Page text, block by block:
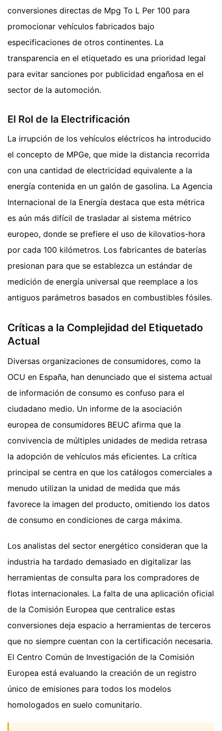
conversiones directas de Mpg To L Per 100 para
promocionar vehículos fabricados bajo
especificaciones de otros continentes. La
transparencia en el etiquetado es una prioridad legal
para evitar sanciones por publicidad engañosa en el
sector de la automoción.
El Rol de la Electrificación
La irrupción de los vehículos eléctricos ha introducido
el concepto de MPGe, que mide la distancia recorrida
con una cantidad de electricidad equivalente a la
energía contenida en un galón de gasolina. La Agencia
Internacional de la Energía destaca que esta métrica
es aún más difícil de trasladar al sistema métrico
europeo, donde se prefiere el uso de kilovatios-hora
por cada 100 kilómetros. Los fabricantes de baterías
presionan para que se establezca un estándar de
medición de energía universal que reemplace a los
antiguos parámetros basados en combustibles fósiles.
Críticas a la Complejidad del Etiquetado
Actual
Diversas organizaciones de consumidores, como la
OCU en España, han denunciado que el sistema actual
de información de consumo es confuso para el
ciudadano medio. Un informe de la asociación
europea de consumidores BEUC afirma que la
convivencia de múltiples unidades de medida retrasa
la adopción de vehículos más eficientes. La crítica
principal se centra en que los catálogos comerciales a
menudo utilizan la unidad de medida que más
favorece la imagen del producto, omitiendo los datos
de consumo en condiciones de carga máxima.
Los analistas del sector energético consideran que la
industria ha tardado demasiado en digitalizar las
herramientas de consulta para los compradores de
flotas internacionales. La falta de una aplicación oficial
de la Comisión Europea que centralice estas
conversiones deja espacio a herramientas de terceros
que no siempre cuentan con la certificación necesaria.
El Centro Común de Investigación de la Comisión
Europea está evaluando la creación de un registro
único de emisiones para todos los modelos
homologados en suelo comunitario.